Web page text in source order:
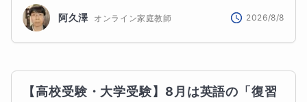
阿久澤 オンライン家庭教師 2026/8/8
【高校受験・大学受験】8月は英語の「復習